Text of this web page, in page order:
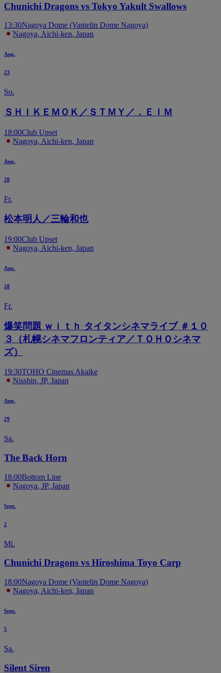
Chunichi Dragons vs Tokyo Yakult Swallows
13:30Nagoya Dome (Vantelin Dome Nagoya)
Nagoya, Aichi-ken, Japan
Aug.
23
So.
ＳＨＩＫＥＭＯＫ／ＳＴＭＹ／．ＥＩＭ
18:00Club Upset
Nagoya, Aichi-ken, Japan
Aug.
28
Fr.
松本明人／三輪和也
19:00Club Upset
Nagoya, Aichi-ken, Japan
Aug.
28
Fr.
爆笑問題 ｗｉｔｈ タイタンシネマライブ ＃１０
３（札幌シネマフロンティア／ＴＯＨＯシネマ
ズ）
19:30TOHO Cinemas Akaike
Nisshin, JP, Japan
Aug.
29
Sa.
The Back Horn
18:00Bottom Line
Nagoya, JP, Japan
Sept.
2
Mi.
Chunichi Dragons vs Hiroshima Toyo Carp
18:00Nagoya Dome (Vantelin Dome Nagoya)
Nagoya, Aichi-ken, Japan
Sept.
5
Sa.
Silent Siren